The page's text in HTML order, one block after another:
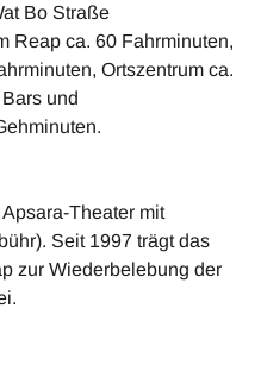
Bo Straße
Reap ca. 60 Fahrminuten,
Ortszentrum ca.
und
Theater mit
Seit 1997 trägt das
zur Wiederbelebung der